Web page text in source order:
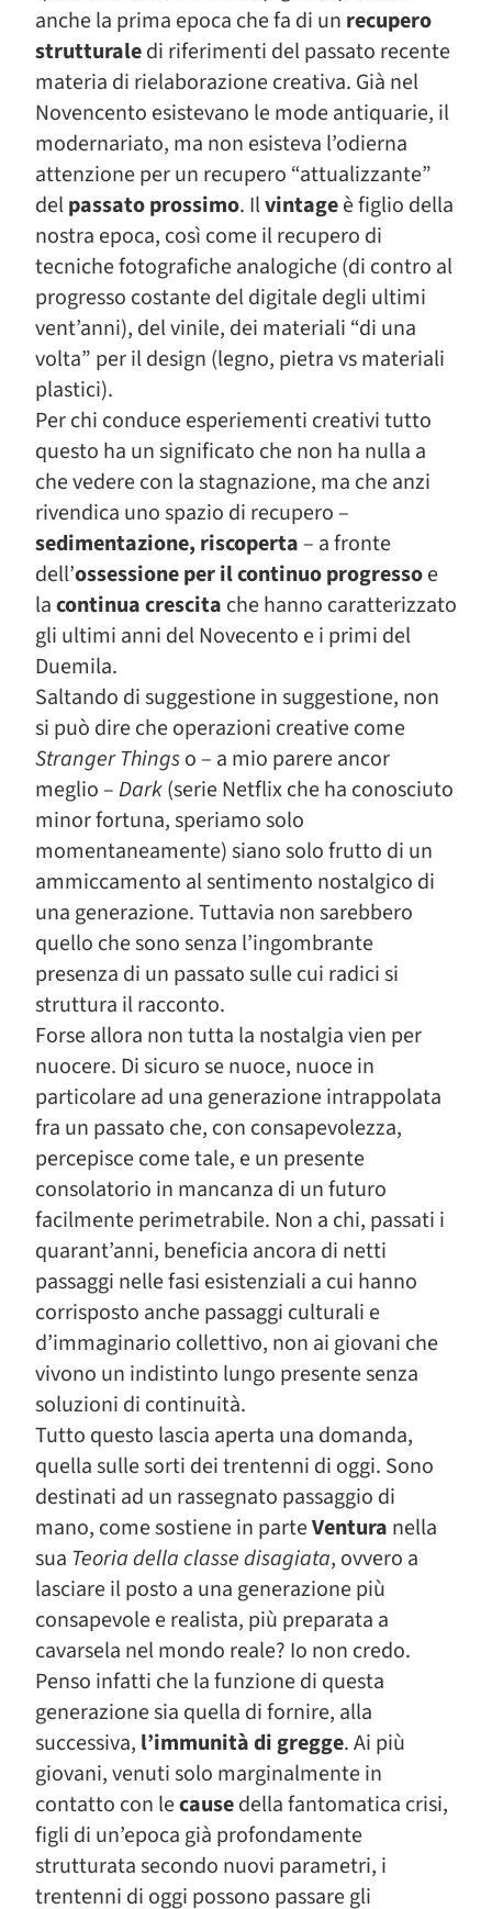
anche la prima epoca che fa di un recupero
strutturaledi riferimenti del passato recente
materia di rielaborazione creativa. Già nel
Novencento esistevano le mode antiquarie, il
modernariato, ma non esisteva l’odierna
attenzione per un recupero “attualizzante”
delpassato prossimo. Ilvintageè figlio della
nostra epoca, così come il recupero di
tecniche fotografiche analogiche (di contro al
progresso costante del digitale degli ultimi
vent’anni), del vinile, dei materiali “di una
volta” per il design (legno, pietra vs materiali
plastici).
Per chi conduce esperiementi creativi tutto
questo ha un significato che non ha nulla a
che vedere con la stagnazione, ma che anzi
rivendica uno spazio di recupero –
sedimentazione, riscoperta – a fronte
dell’ossessione per il continuo progressoe
lacontinua crescita che hanno caratterizzato
gli ultimi anni del Novecento e i primi del
Duemila.
Saltando di suggestione in suggestione, non
si può dire che operazioni creative come
Stranger Thingso – a mio parere ancor
meglio –Dark(serie Netflix che ha conosciuto
minor fortuna, speriamo solo
momentaneamente) siano solo frutto di un
ammiccamento al sentimento nostalgico di
una generazione. Tuttavia non sarebbero
quello che sono senza l’ingombrante
presenza di un passato sulle cui radici si
struttura il racconto.
Forse allora non tutta la nostalgia vien per
nuocere. Di sicuro se nuoce, nuoce in
particolare ad una generazione intrappolata
fra un passato che, con consapevolezza,
percepisce come tale, e un presente
consolatorio in mancanza di un futuro
facilmente perimetrabile. Non a chi, passati i
quarant’anni, beneficia ancora di netti
passaggi nelle fasi esistenziali a cui hanno
corrisposto anche passaggi culturali e
d’immaginario collettivo, non ai giovani che
vivono un indistinto lungo presente senza
soluzioni di continuità.
Tutto questo lascia aperta una domanda,
quella sulle sorti dei trentenni di oggi. Sono
destinati ad un rassegnato passaggio di
mano, come sostiene in parteVentura nella
sua Teoria della classe disagiata, ovvero a
lasciare il posto a una generazione più
consapevole e realista, più preparata a
cavarsela nel mondo reale? Io non credo.
Penso infatti che la funzione di questa
generazione sia quella di fornire, alla
successiva, l’immunità di gregge. Ai più
giovani, venuti solo marginalmente in
contatto con lecausedella fantomatica crisi,
figli di un’epoca già profondamente
strutturata secondo nuovi parametri, i
trentenni di oggi possono passare gli